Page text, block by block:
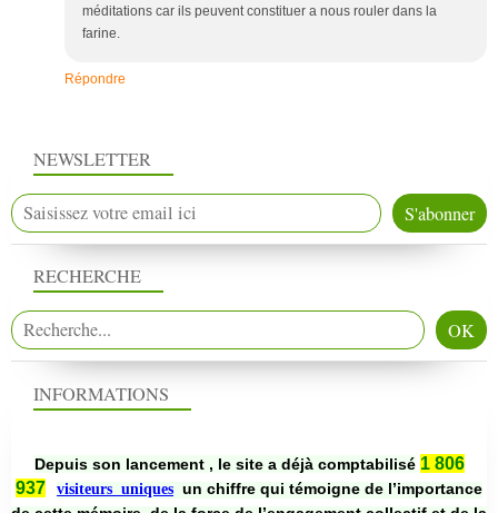
méditations car ils peuvent constituer a nous rouler dans la
farine.
Répondre
NEWSLETTER
RECHERCHE
INFORMATIONS
Depuis son lancement , le site a déjà comptabilisé 1 806
937
visiteurs uniques un chiffre qui témoigne de l’importance